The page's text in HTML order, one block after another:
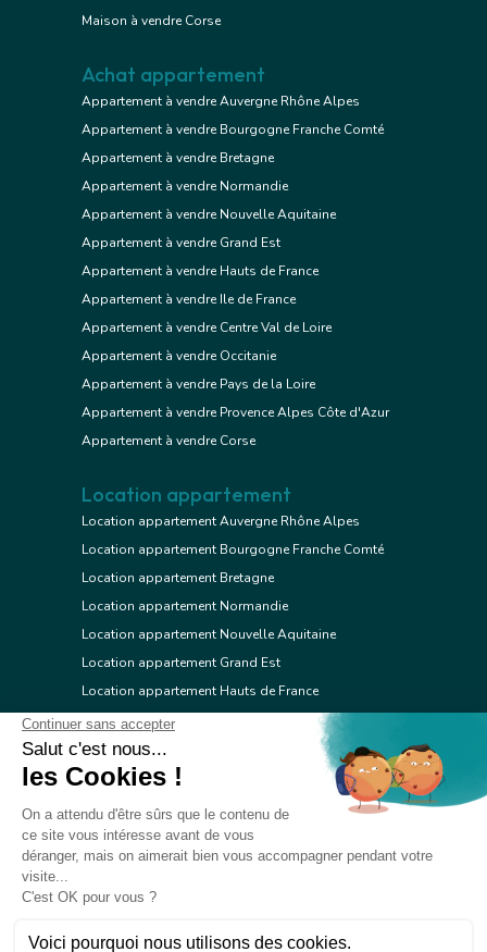
Maison à vendre Corse
Achat appartement
Appartement à vendre Auvergne Rhône Alpes
Appartement à vendre Bourgogne Franche Comté
Appartement à vendre Bretagne
Appartement à vendre Normandie
Appartement à vendre Nouvelle Aquitaine
Appartement à vendre Grand Est
Appartement à vendre Hauts de France
Appartement à vendre Ile de France
Appartement à vendre Centre Val de Loire
Appartement à vendre Occitanie
Appartement à vendre Pays de la Loire
Appartement à vendre Provence Alpes Côte d'Azur
Appartement à vendre Corse
Location appartement
Location appartement Auvergne Rhône Alpes
Location appartement Bourgogne Franche Comté
Location appartement Bretagne
Location appartement Normandie
Location appartement Nouvelle Aquitaine
Location appartement Grand Est
Location appartement Hauts de France
Location appartement Ile de France
Location appartement Centre Val de Loire
Location appartement Occitanie
Location appartement Provence Alpes Côte d'Azur
Location appartement Corse